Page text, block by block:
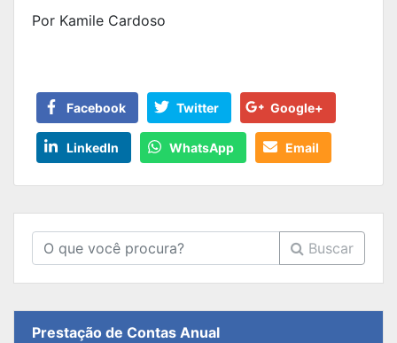
Por Kamile Cardoso
Facebook Twitter Google+
LinkedIn WhatsApp Email
Buscar
Prestação de Contas Anual